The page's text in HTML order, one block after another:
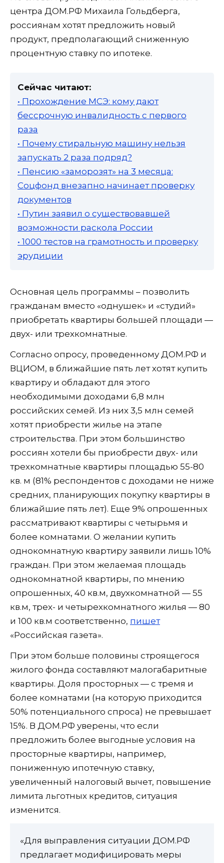
центра ДОМ.РФ Михаила Гольдберга,
россиянам хотят предложить новый
продукт, предполагающий сниженную
процентную ставку по ипотеке.
Сейчас читают:
• Прохождение МСЭ: кому дают
бессрочную инвалидность с первого
раза
• Почему стиральную машину нельзя
запускать 2 раза подряд?
• Пенсию «заморозят» на 3 месяца:
Соцфонд внезапно начинает проверку
документов
• Путин заявил о существовавшей
возможности раскола России
• 1000 тестов на грамотность и проверку
эрудиции
Основная цель программы – позволить
гражданам вместо «однушек» и «студий»
приобретать квартиры большей площади —
двух- или трехкомнатные.
Согласно опросу, проведенному ДОМ.РФ и
ВЦИОМ, в ближайшие пять лет хотят купить
квартиру и обладают для этого
необходимыми доходами 6,8 млн
российских семей. Из них 3,5 млн семей
хотят приобрести жилье на этапе
строительства. При этом большинство
россиян хотели бы приобрести двух- или
трехкомнатные квартиры площадью 55-80
кв. м (81% респондентов с доходами не ниже
средних, планирующих покупку квартиры в
ближайшие пять лет). Еще 9% опрошенных
рассматривают квартиры с четырьмя и
более комнатами. О желании купить
однокомнатную квартиру заявили лишь 10%
граждан. При этом желаемая площадь
однокомнатной квартиры, по мнению
опрошенных, 40 кв.м, двухкомнатной — 55
кв.м, трех- и четырехкомнатного жилья — 80
и 100 кв.м соответственно, пишет
«Российская газета».
При этом больше половины строящегося
жилого фонда составляют малогабаритные
квартиры. Доля просторных — с тремя и
более комнатами (на которую приходится
50% потенциального спроса) не превышает
15%. В ДОМ.РФ уверены, что если
предложить более выгодные условия на
просторные квартиры, например,
пониженную ипотечную ставку,
увеличенный налоговый вычет, повышение
лимита льготных кредитов, ситуация
изменится.
«Для выправления ситуации ДОМ.РФ
предлагает модифицировать меры